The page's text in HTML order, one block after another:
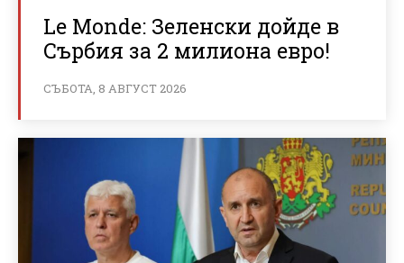
Le Monde: Зеленски дойде в
Сърбия за 2 милиона евро!
СЪБОТА, 8 АВГУСТ 2026